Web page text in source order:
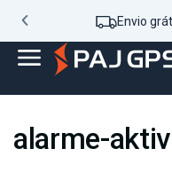
Envio
alarme-